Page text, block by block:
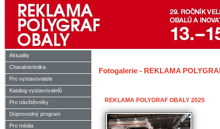
Aktuality
Charakteristika
Pro vystavovatele
Katalog vystavovatelů
Pro návštěvníky
Doprovodný program
Pro média
Fotogalerie - REKLAMA
REKLAMA POLYGRAF OBALY 2025